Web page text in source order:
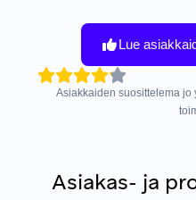
Lue
Asiakkaiden suosittelema jo
Asiakas- ja